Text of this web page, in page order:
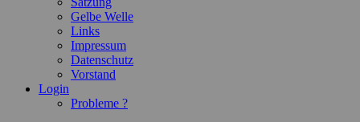
Gelbe Welle
Links
Impressum
Datenschutz
Vorstand
Login
Probleme ?